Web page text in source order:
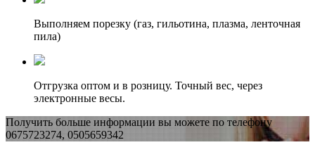
Выполняем порезку (газ, гильотина, плазма, ленточная
пила)
Отгрузка оптом и в розницу. Точный вес, через
электронные весы.
Получить больше информации вы можете по телефону
0675723274, 0505659342